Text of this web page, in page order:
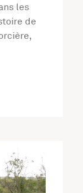
les
de